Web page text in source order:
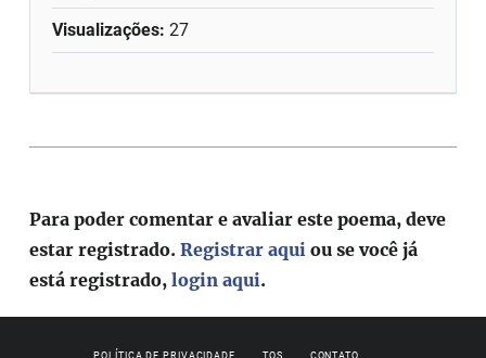
Visualizações: 27
Para poder comentar e avaliar este poema, deve
estar registrado.Registrar aqui ou se você já
está registrado,login aqui.
POLÍTICA DE PRIVACIDADE TOS CONTATO